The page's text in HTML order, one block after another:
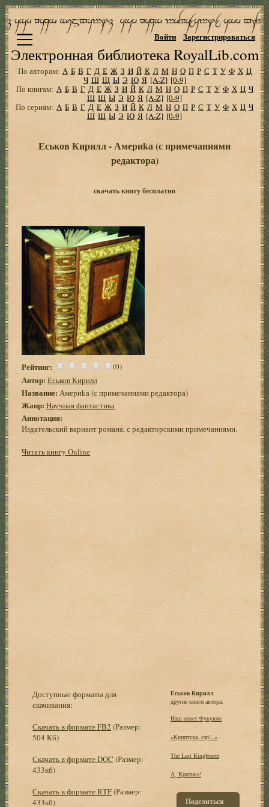
Электронная библиотека RoyalLib.com
Войти Зарегистрироваться
По авторам: А Б В Г Д Е Ж З И Й К Л М Н О П Р С Т У Ф Х Ц
Ч Ш Щ Ы Э Ю Я [A-Z] [0-9]
По книгам: А Б В Г Д Е Ж З И Й К Л М Н О П Р С Т У Ф Х Ц Ч
Ш Щ Ы Э Ю Я [A-Z] [0-9]
По сериям: А Б В Г Д Е Ж З И Й К Л М Н О П Р С Т У Ф Х Ц Ч
Ш Щ Ы Э Ю Я [A-Z] [0-9]
Еськов Кирилл - Америkа (с примечаниями
редактора)
скачать книгу бесплатно
Рейтинг: (0)
Автор: Еськов Кирилл
Название: Америkа (с примечаниями редактора)
Жанр: Научная фантастика
Аннотация:
Издательский вариант романа, с редакторскими примечаниями.
Читать книгу Online
Доступные форматы для
скачивания:
Скачать в формате FB2 (Размер:
504 Кб)
Скачать в формате DOC (Размер:
433кб)
Скачать в формате RTF(Размер:
433кб)
Еськов Кирилл
другие книги автора:
Наш ответ Фукуяме
«Криптуха, сэр!..»
The Last Ringbearer
А, Критика!
Поделиться